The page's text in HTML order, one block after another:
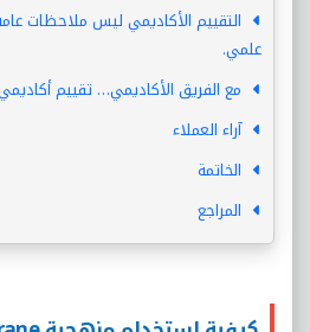
التقييم الأكاديمي ليس ملاحظات
علمي.
مع الفريق الأكاديمي… تقييم
آراء العملاء
الخاتمة
المراجع